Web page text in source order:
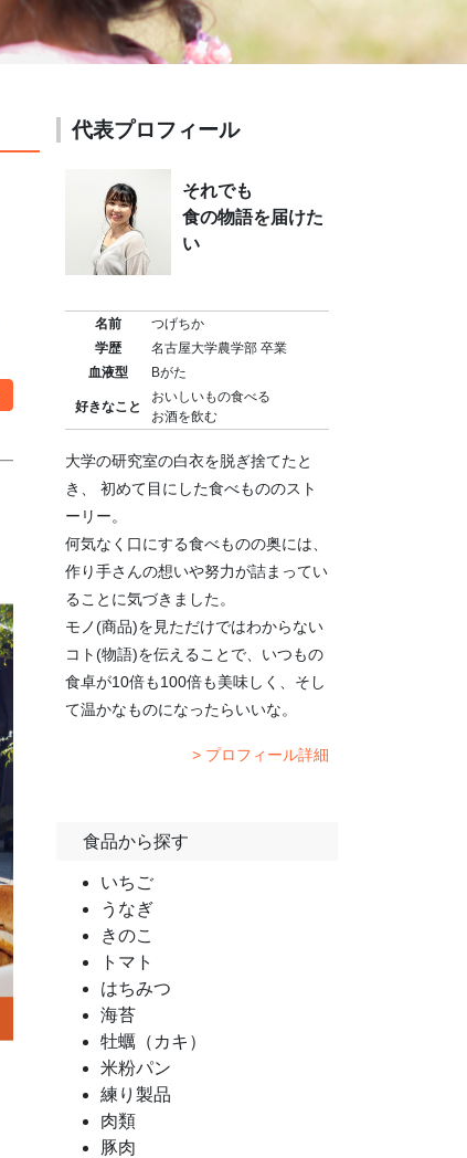
代表プロフィール
それでも
食の物語を届けた
い
名前
つげちか
学歴
名古屋大学農学部 卒業
血液型
Bがた
好きなこと
おいしいもの食べる
お酒を飲む
大学の研究室の白衣を脱ぎ捨てたと
き、 初めて目にした食べもののスト
ーリー。
何気なく口にする食べものの奥には、
作り手さんの想いや努力が詰まってい
ることに気づきました。
モノ(商品)を見ただけではわからない
コト(物語)を伝えることで、いつもの
食卓が10倍も100倍も美味しく、そし
て温かなものになったらいいな。
> プロフィール詳細
食品から探す
いちご
うなぎ
きのこ
トマト
はちみつ
海苔
牡蠣（カキ）
米粉パン
練り製品
肉類
豚肉